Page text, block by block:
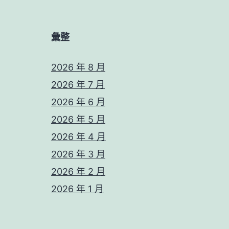
彙整
2026 年 8 月
2026 年 7 月
2026 年 6 月
2026 年 5 月
2026 年 4 月
2026 年 3 月
2026 年 2 月
2026 年 1 月